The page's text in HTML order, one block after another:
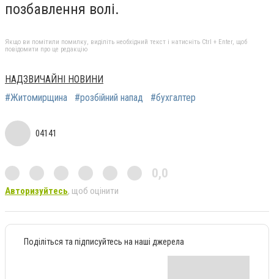
позбавлення волі.
Якщо ви помітили помилку, виділіть необхідний текст і натисніть Ctrl + Enter, щоб
повідомити про це редакцію
НАДЗВИЧАЙНІ НОВИНИ
#Житомирщина
#розбійний напад #бухгалтер
04141
0,0
Авторизуйтесь, щоб оцінити
Поділіться та підписуйтесь на наші джерела